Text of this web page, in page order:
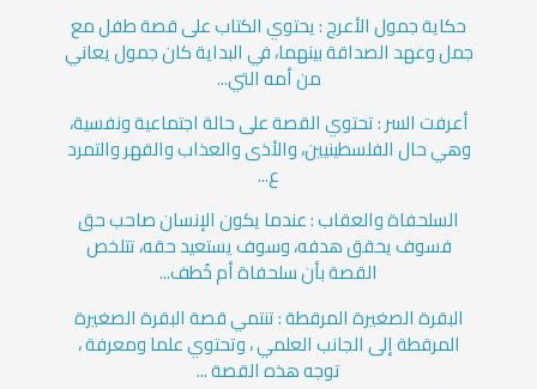
حكاية جمول الأعرج : يحتوي الكتاب على قصة طفل مع
جمل وعهد الصداقة بينهما، في البداية كان جمول يعاني
من أمه التي...
أعرفت السر : تحتوي القصة على حالة اجتماعية ونفسية،
وهي حال الفلسطينيين، والأذى والعذاب والقهر والتمرد
ع...
السلحفاة والعقاب : عندما يكون الإنسان صاحب حق
فسوف يحقق هدفه، وسوف يستعيد حقه، تتلخص
القصة بأن سلحفاة أم خُطف...
البقرة الصغيرة المرقطة : تنتمي قصة البقرة الصغيرة
المرقطة إلى الجانب العلمي ، وتحتوي علما ومعرفة ،
توجه هذه القصة ...